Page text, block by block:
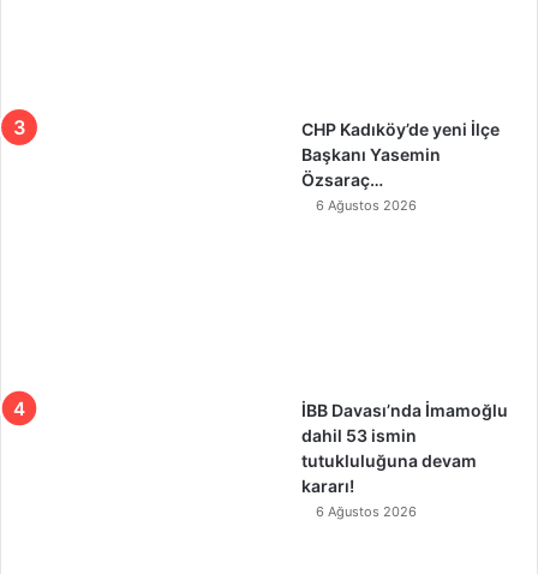
CHP Kadıköy’de yeni İlçe
Başkanı Yasemin
Özsaraç…
6 Ağustos 2026
İBB Davası’nda İmamoğlu
dahil 53 ismin
tutukluluğuna devam
kararı!
6 Ağustos 2026